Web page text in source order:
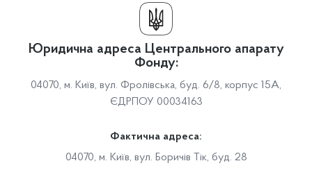
Юридична адреса Центрального апарату
Фонду:
04070, м. Київ, вул. Фролівська, буд. 6/8, корпус 15А,
ЄДРПОУ 00034163
Фактична адреса:
04070, м. Київ, вул. Боричів Тік, буд. 28